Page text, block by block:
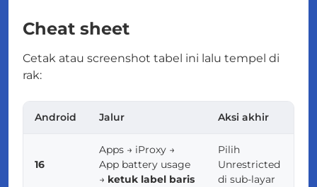
Cheat sheet
Cetak atau screenshot tabel ini lalu tempel di
rak:
Android Jalur Aksi akhir
16
Apps → iProxy →
App battery usage
→ ketuk label baris
Pilih
Unrestricted
di sub-layar